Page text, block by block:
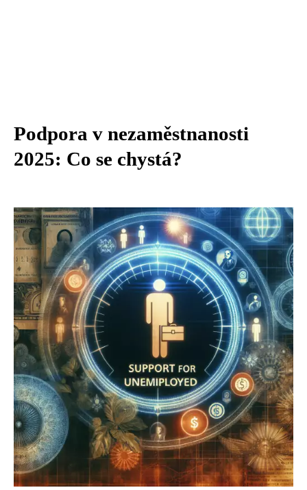
Podpora v nezaměstnanosti
2025: Co se chystá?